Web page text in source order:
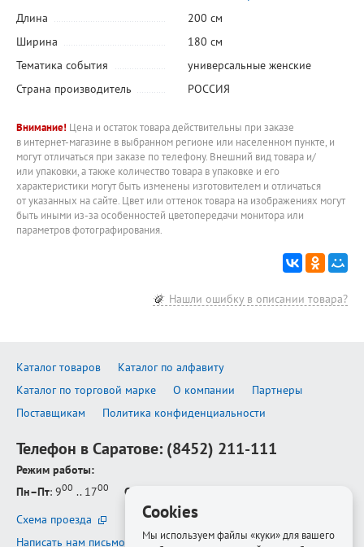
Длина
200 см
Ширина
180 см
Тематика события
универсальные женские
Страна производитель
РОССИЯ
Внимание! Цена и остаток товара действительны при заказе
в интернет-магазине в выбранном регионе или населенном пункте, и
могут отличаться при заказе по телефону. Внешний вид товара и/
или упаковки, а также количество товара в упаковке и его
характеристики могут быть изменены изготовителем и отличаться
от указанных на сайте. Цвет или оттенок товара на изображениях могут
быть иными из-за особенностей цветопередачи монитора или
параметров фотографирования.
Нашли ошибку в описании товара?
Каталог товаров
Каталог по алфавиту
Каталог по торговой марке
О компании
Партнеры
Поставщикам
Политика конфиденциальности
Телефон в Саратове: (8452) 211-111
Режим работы:
Пн–Пт: 900 .. 1700 Сб–Вс
Схема проезда
Написать нам письмо
Cookies
Мы используем файлы «куки» для вашего